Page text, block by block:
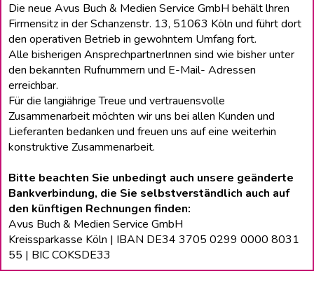
Die neue Avus Buch & Medien Service GmbH behält lhren
Firmensitz in der Schanzenstr. 13, 51063 Köln und führt dort
den operativen Betrieb in gewohntem Umfang fort.
Alle bisherigen Ansprechpartnerlnnen sind wie bisher unter
den bekannten Rufnummern und E-Mail- Adressen
erreichbar.
Für die langiährige Treue und vertrauensvolle
Zusammenarbeit möchten wir uns bei allen Kunden und
Lieferanten bedanken und freuen uns auf eine weiterhin
konstruktive Zusammenarbeit.
Bitte beachten Sie unbedingt auch unsere geänderte
Bankverbindung, die Sie selbstverständlich auch auf
den künftigen Rechnungen finden:
Avus Buch & Medien Service GmbH
Kreissparkasse Köln | IBAN DE34 3705 0299 0000 8031
55 | BIC COKSDE33